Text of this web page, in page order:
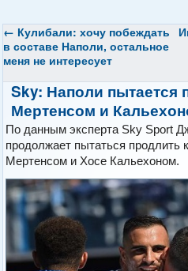
← Кулибали: хочу побеждать
в составе Наполи, остальное
меня не интересует
Sky: Наполи пытается
Мертенсом и
По данным эксперта Sky Sport
продолжает пытаться продлить
Мертенсом и Хосе Кальехоном.